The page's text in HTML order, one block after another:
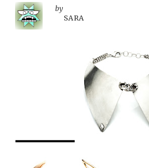
by
SARA